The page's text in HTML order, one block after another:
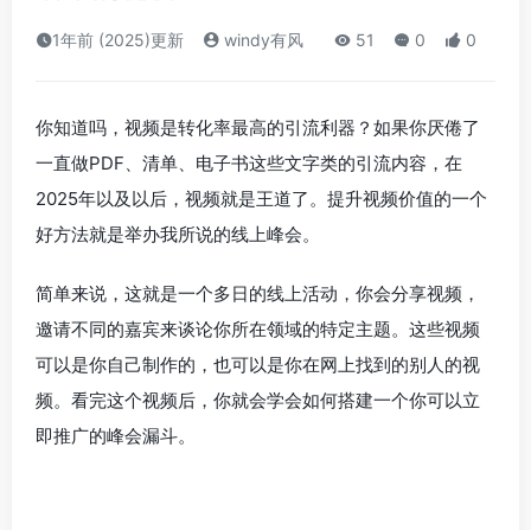
1年前 (2025)更新 windy有风 51 0 0
你知道吗，视频是转化率最高的引流利器？如果你厌倦了
一直做PDF、清单、电子书这些文字类的引流内容，在
2025年以及以后，视频就是王道了。提升视频价值的一个
好方法就是举办我所说的线上峰会。
简单来说，这就是一个多日的线上活动，你会分享视频，
邀请不同的嘉宾来谈论你所在领域的特定主题。这些视频
可以是你自己制作的，也可以是你在网上找到的别人的视
频。看完这个视频后，你就会学会如何搭建一个你可以立
即推广的峰会漏斗。